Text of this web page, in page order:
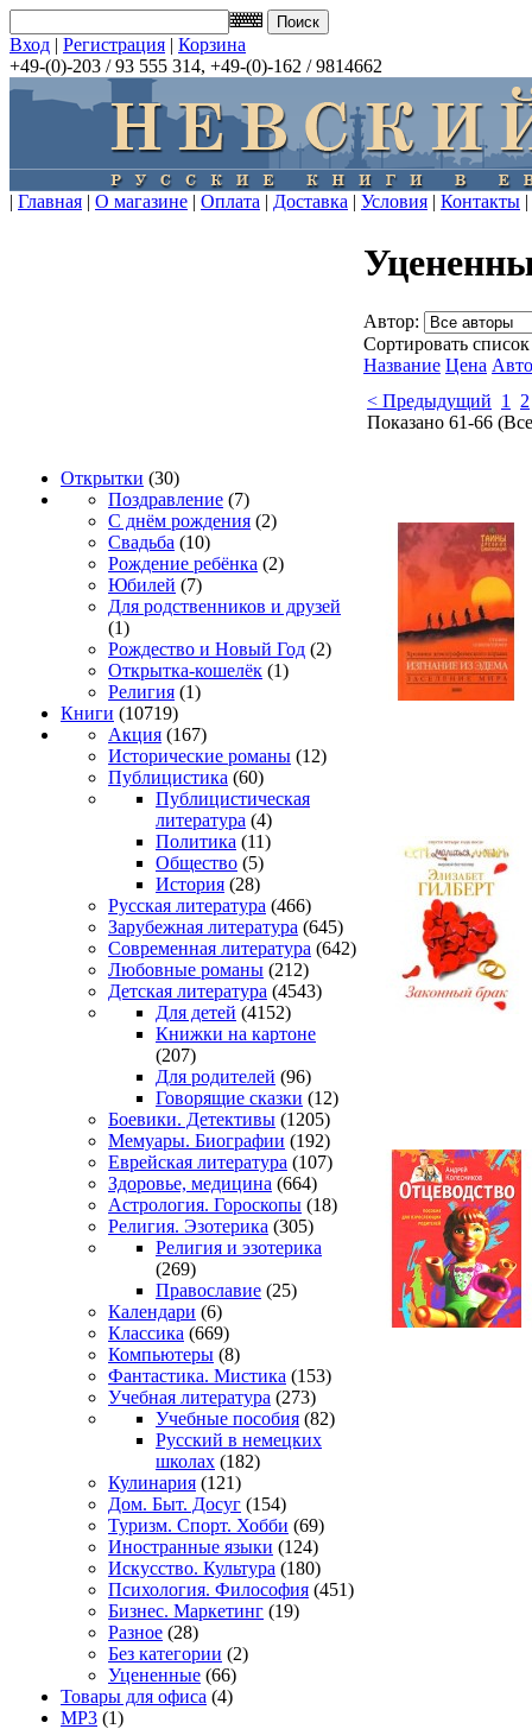
Вход | Регистрация | Корзина
+49-(0)-203 / 93 555 314, +49-(0)-162 / 9814662
| Главная | О магазине | Оплата | Доставка | Условия | Контакты |
Открытки (30)
Поздравление (7)
С днём рождения (2)
Свадьба (10)
Рождение ребёнка (2)
Юбилей (7)
Для родственников и друзей
(1)
Рождество и Новый Год (2)
Открытка-кошелёк (1)
Религия (1)
Книги (10719)
Акция (167)
Исторические романы (12)
Публицистика (60)
Публицистическая
литература (4)
Политика (11)
Общество (5)
История (28)
Русская литература (466)
Зарубежная литература (645)
Современная литература (642)
Любовные романы (212)
Детская литература (4543)
Для детей (4152)
Книжки на картоне
(207)
Для родителей (96)
Говорящие сказки (12)
Боевики. Детективы (1205)
Мемуары. Биографии (192)
Еврейская литература (107)
Здоровье, медицина (664)
Астрология. Гороскопы (18)
Религия. Эзотерика (305)
Религия и эзотерика
(269)
Православие (25)
Календари (6)
Классика (669)
Компьютеры (8)
Фантастика. Мистика (153)
Учебная литература (273)
Учебные пособия (82)
Русский в немецких
школах (182)
Кулинария (121)
Дом. Быт. Досуг (154)
Туризм. Спорт. Хобби (69)
Иностранные языки (124)
Искусство. Культура (180)
Психология. Философия (451)
Бизнес. Маркетинг (19)
Разное (28)
Без категории (2)
Уцененные (66)
Товары для офиса (4)
MP3 (1)
Автор:
Сортировать
Название Цена
< Предыдущий 1
2
Показано 61-66